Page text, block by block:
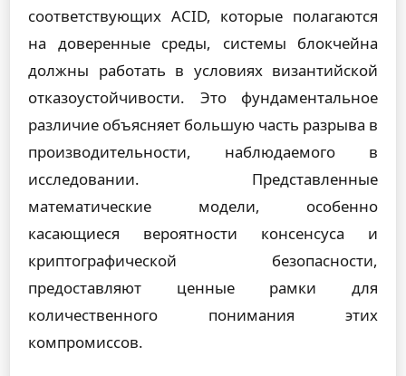
соответствующих ACID, которые полагаются
на доверенные среды, системы блокчейна
должны работать в условиях византийской
отказоустойчивости. Это фундаментальное
различие объясняет большую часть разрыва в
производительности, наблюдаемого в
исследовании. Представленные
математические модели, особенно
касающиеся вероятности консенсуса и
криптографической безопасности,
предоставляют ценные рамки для
количественного понимания этих
компромиссов.